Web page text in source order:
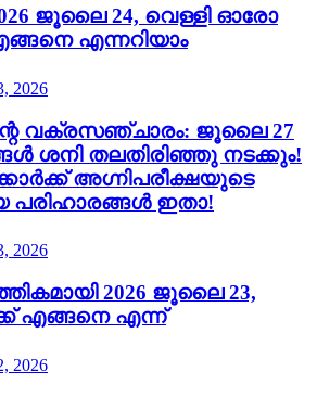
ജൂലൈ 24, വെള്ളി ഓരോ
എന്നറിയാം
2026
വക്രസഞ്ചാരം: ജൂലൈ 27
ശനി തലതിരിഞ്ഞു നടക്കും!
അഗ്നിപരീക്ഷയുടെ
പരിഹാരങ്ങൾ ഇതാ!
2026
2026 ജൂലൈ 23,
എങ്ങനെ എന്ന്
2026